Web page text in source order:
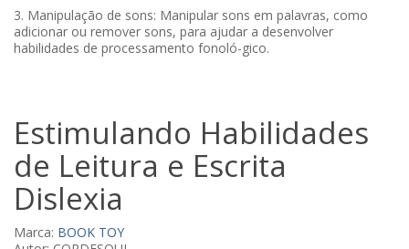
3. Manipulação de sons: Manipular sons em palavras, como
adicionar ou remover sons, para ajudar a desenvolver
habilidades de processamento fonoló-gico.
Estimulando Habilidades
de Leitura e Escrita
Dislexia
Marca: BOOK TOY